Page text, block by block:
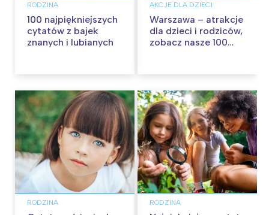
RODZINA
100 najpiękniejszych
cytatów z bajek
znanych i lubianych
AKCJE DLA DZIECI
Warszawa – atrakcje
dla dzieci i rodziców,
zobacz nasze 100
RODZINA RODZINA